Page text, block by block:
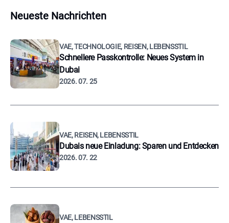
Neueste Nachrichten
VAE, TECHNOLOGIE, REISEN, LEBENSSTIL
Schnellere Passkontrolle: Neues System in
Dubai
2026. 07. 25
VAE, REISEN, LEBENSSTIL
Dubais neue Einladung: Sparen und Entdecken
2026. 07. 22
VAE, LEBENSSTIL